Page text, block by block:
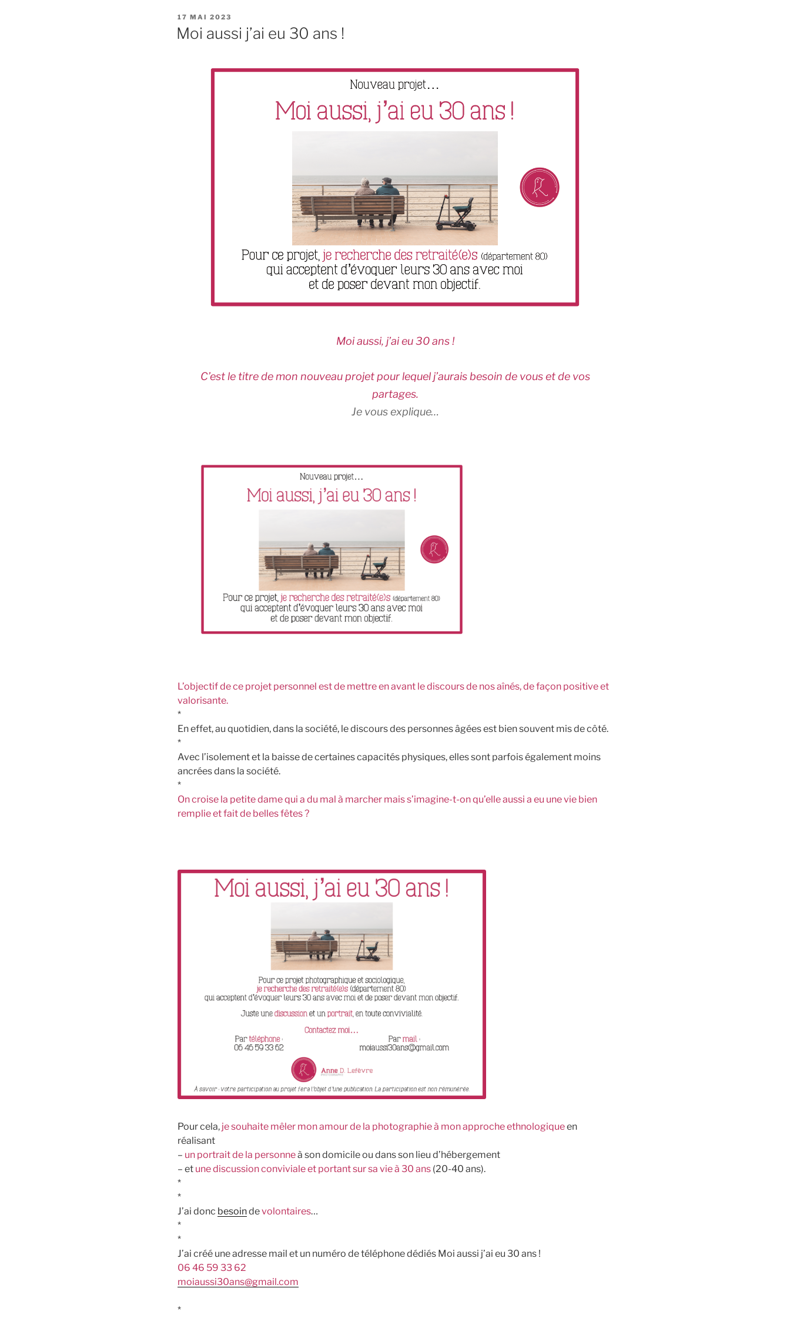
PUBLIÉ
LE
17 MAI 2023
Moi aussi j’ai eu 30 ans !
Moi aussi, j’ai eu 30 ans !
C’est le titre de mon nouveau projet pour lequel j’aurais besoin de vous et de vos
partages.
Je vous explique…
L’objectif de ce projet personnel est de mettre en avant le discours de nos aînés, de façon positive et
valorisante.
*
En effet, au quotidien, dans la société, le discours des personnes âgées est bien souvent mis de côté.
*
Avec l’isolement et la baisse de certaines capacités physiques, elles sont parfois également moins
ancrées dans la société.
*
On croise la petite dame qui a du mal à marcher mais s’imagine-t-on qu’elle aussi a eu une vie bien
remplie et fait de belles fêtes ?
Pour cela, je souhaite mêler mon amour de la photographie à mon approche ethnologiqueen
réalisant
– un portrait de la personneà son domicile ou dans son lieu d’hébergement
– et une discussion conviviale et portant sur sa vie à 30 ans (20-40 ans).
*
*
J’ai donc besoindevolontaires…
*
*
J’ai créé une adresse mail et un numéro de téléphone dédiés Moi aussi j’ai eu 30 ans !
06 46 59 33 62
moiaussi30ans@gmail.com
*